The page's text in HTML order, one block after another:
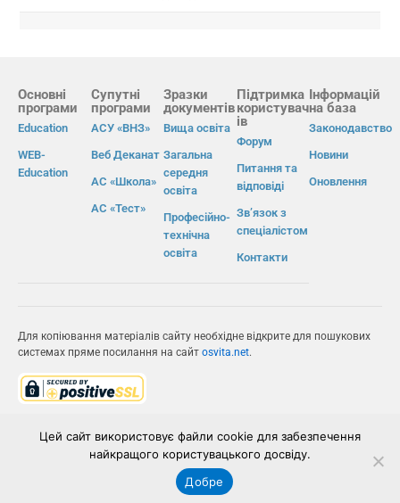
Основні
програми
Education
WEB-
Education
Супутні
програми
АСУ «ВНЗ»
Веб Деканат
АС «Школа»
АС «Тест»
Зразки
документів
Вища освіта
Загальна
середня
освіта
Професійно-
технічна
освіта
Підтримка
користувач
ів
Форум
Питання та
відповіді
Зв’язок з
спеціалістом
Контакти
Інформацій
на база
Законодавство
Новини
Оновлення
Для копіювання матеріалів сайту необхідне відкрите для пошукових
системах пряме посилання на сайт osvita.net.
ІВС «ОСВІТА»
Цей сайт використовує файли cookie для забезпечення
найкращого користувацького досвіду.
Добре